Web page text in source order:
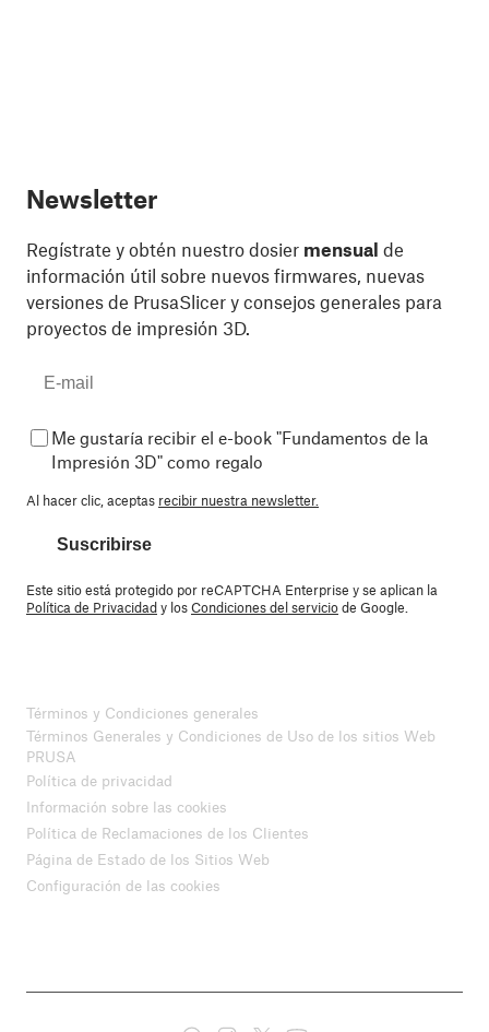
Newsletter
Regístrate y obtén nuestro dosier mensual de
información útil sobre nuevos firmwares, nuevas
versiones de PrusaSlicer y consejos generales para
proyectos de impresión 3D.
Me gustaría recibir el e-book "Fundamentos de la
Impresión 3D" como regalo
Al hacer clic, aceptas recibir nuestra newsletter.
Suscribirse
Este sitio está protegido por reCAPTCHA Enterprise y se aplican la
Política de Privacidady losCondiciones del serviciode Google.
Términos y Condiciones generales
Términos Generales y Condiciones de Uso de los sitios Web
PRUSA
Política de privacidad
Información sobre las cookies
Política de Reclamaciones de los Clientes
Página de Estado de los Sitios Web
Configuración de las cookies